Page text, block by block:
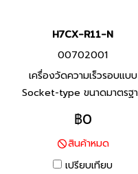
H7CX-R11-N
00702001
เครื่องวัดความเร็วรอบแบบ
Socket-type ขนาดมาตรฐ
DIN 48x48 มม. พร้อมจอ
แบบ Transmissive Negative
ที่สว่างและมองเห็นง่าย
฿0
สินค้าหมด
เปรียบเทียบ